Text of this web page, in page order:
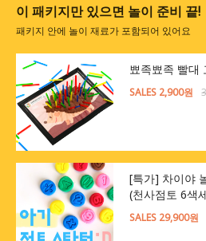
이 패키지만 있으면 놀이 준비 끝!
패키지 안에 놀이 재료가 포함되어 있어요
뾰족뾰족 빨대
SALES 2,900원
[특가] 차이야
(천사점토 6색
SALES 29,900원